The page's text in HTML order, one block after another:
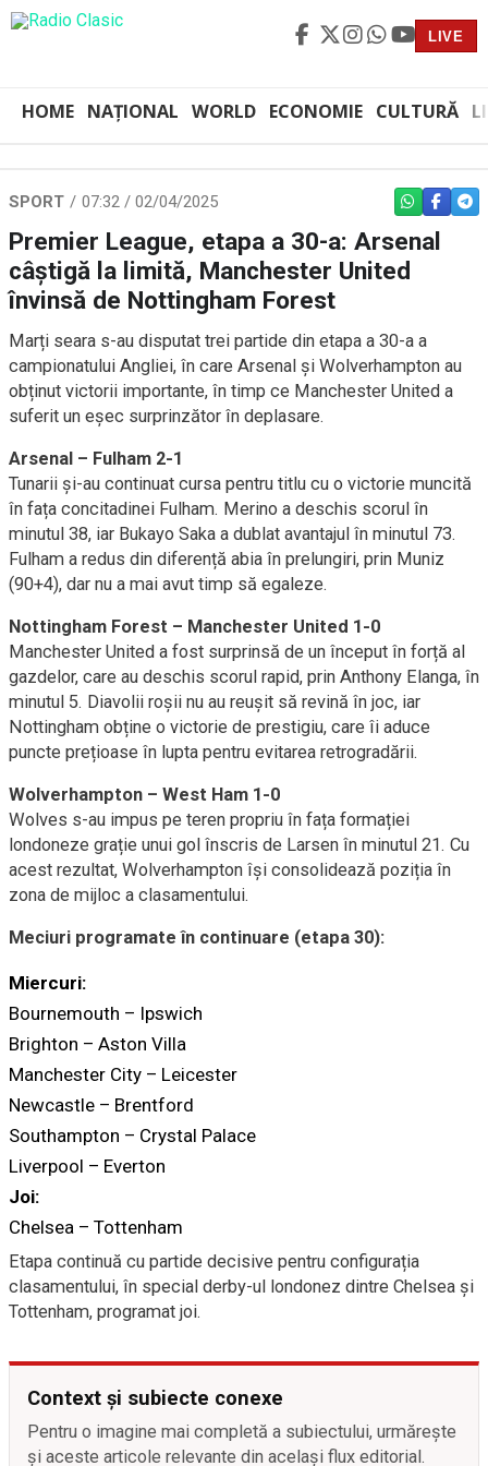
LIVE
HOME NAȚIONAL WORLD ECONOMIE CULTURĂ
SPORT 07:32 / 02/04/2025 WHATSAPP
Premier League, etapa a 30-a: Arsenal
câștigă la limită, Manchester United
învinsă de Nottingham Forest
Marți seara s-au disputat trei partide din etapa a 30-a a
campionatului Angliei, în care Arsenal și Wolverhampton au
obținut victorii importante, în timp ce Manchester United a
suferit un eșec surprinzător în deplasare.
Arsenal – Fulham 2-1
Tunarii și-au continuat cursa pentru titlu cu o victorie muncită
în fața concitadinei Fulham. Merino a deschis scorul în
minutul 38, iar Bukayo Saka a dublat avantajul în minutul 73.
Fulham a redus din diferență abia în prelungiri, prin Muniz
(90+4), dar nu a mai avut timp să egaleze.
Nottingham Forest – Manchester United 1-0
Manchester United a fost surprinsă de un început în forță al
gazdelor, care au deschis scorul rapid, prin Anthony Elanga, în
minutul 5. Diavolii roșii nu au reușit să revină în joc, iar
Nottingham obține o victorie de prestigiu, care îi aduce
puncte prețioase în lupta pentru evitarea retrogradării.
Wolverhampton – West Ham 1-0
Wolves s-au impus pe teren propriu în fața formației
londoneze grație unui gol înscris de Larsen în minutul 21. Cu
acest rezultat, Wolverhampton își consolidează poziția în
zona de mijloc a clasamentului.
Meciuri programate în continuare (etapa 30):
Miercuri:
Bournemouth – Ipswich
Brighton – Aston Villa
Manchester City – Leicester
Newcastle – Brentford
Southampton – Crystal Palace
Liverpool – Everton
Joi:
Chelsea – Tottenham
Etapa continuă cu partide decisive pentru configurația
clasamentului, în special derby-ul londonez dintre Chelsea și
Tottenham, programat joi.
Context și subiecte conexe
Pentru o imagine mai completă a subiectului, urmărește
și aceste articole relevante din același flux editorial.